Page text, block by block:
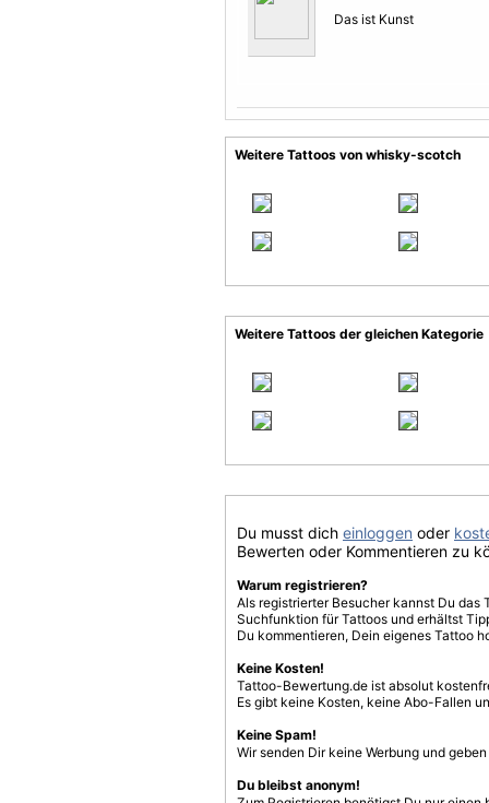
Das ist Kunst
Weitere Tattoos von whisky-scotch
Weitere Tattoos der gleichen Kategorie
Du musst dich einloggen oder
Bewerten oder Kommentieren zu
Warum registrieren?
Als registrierter Besucher kannst Du
Suchfunktion für Tattoos und erhältst
Du kommentieren, Dein eigenes Tattoo
Keine Kosten!
Tattoo-Bewertung.de ist absolut
Es gibt keine Kosten, keine Abo-Fallen
Keine Spam!
Wir senden Dir keine Werbung und
Du bleibst anonym!